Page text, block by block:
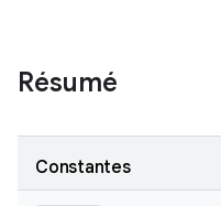
Résumé
Constantes